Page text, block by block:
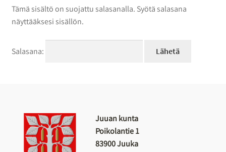
Tämä sisältö on suojattu salasanalla. Syötä salasana
näyttääksesi sisällön.
Salasana:
Juuan kunta
Poikolantie 1
83900 Juuka